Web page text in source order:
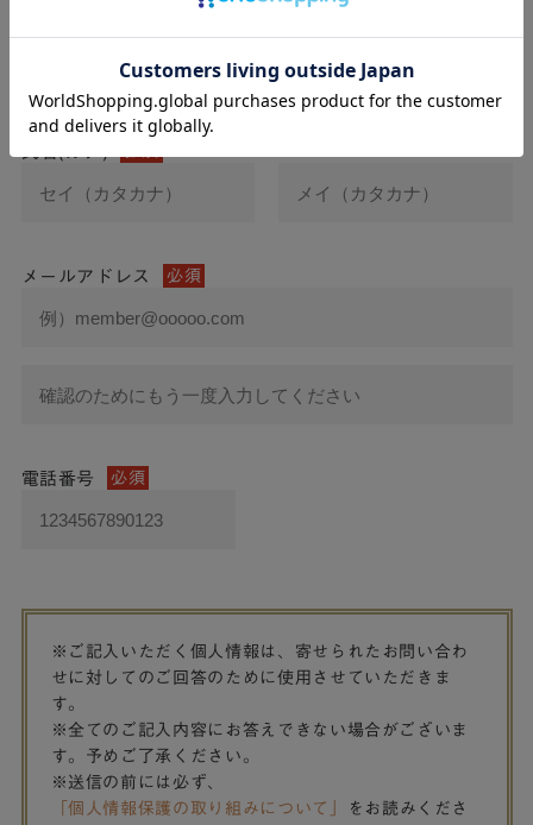
メールアドレス 必須
電話番号 必須
※ご記入いただく個人情報は、寄せられたお問い合わ
せに対してのご回答のために使用させていただきま
す。
※全てのご記入内容にお答えできない場合がございま
す。予めご了承ください。
※送信の前には必ず、
「個人情報保護の取り組みについて」
をお読みくださ